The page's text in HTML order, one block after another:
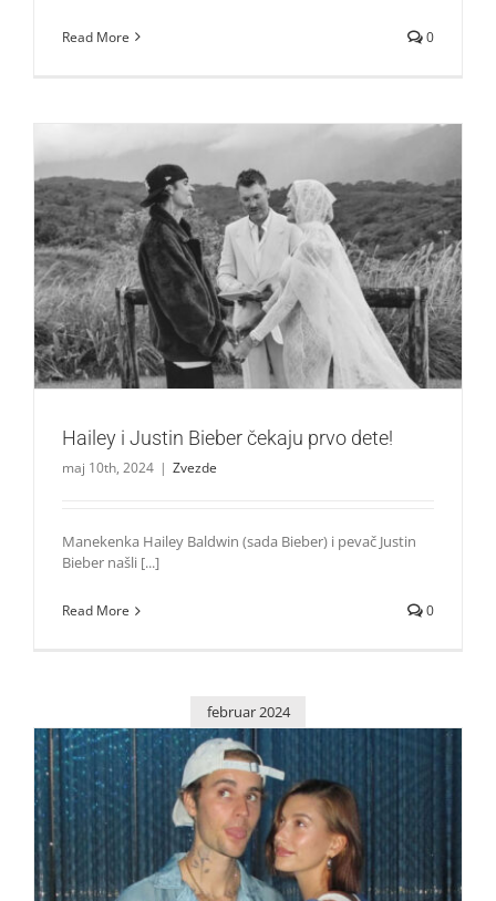
Read More 0
Hailey i Justin Bieber čekaju prvo dete!
Zvezde
Hailey i Justin Bieber čekaju prvo dete!
maj 10th, 2024 | Zvezde
Manekenka Hailey Baldwin (sada Bieber) i pevač Justin
Bieber našli [...]
Read More 0
februar 2024
Evo kako Justin i Hailey Bieber održavaju svoj brak
Zvezde